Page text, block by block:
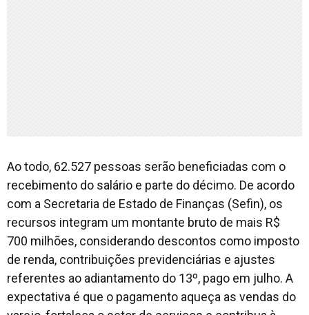
Ao todo, 62.527 pessoas serão beneficiadas com o
recebimento do salário e parte do décimo. De acordo
com a Secretaria de Estado de Finanças (Sefin), os
recursos integram um montante bruto de mais R$
700 milhões, considerando descontos como imposto
de renda, contribuições previdenciárias e ajustes
referentes ao adiantamento do 13º, pago em julho. A
expectativa é que o pagamento aqueça as vendas do